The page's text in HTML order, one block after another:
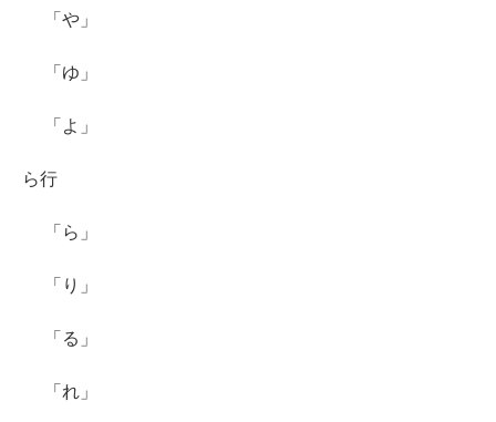
「や」
「ゆ」
「よ」
ら行
「ら」
「り」
「る」
「れ」